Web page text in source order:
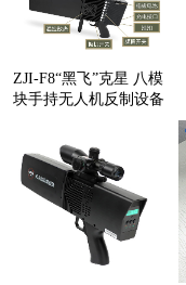
ZJI-F8“黑飞”克星 八模
块手持无人机反制设备